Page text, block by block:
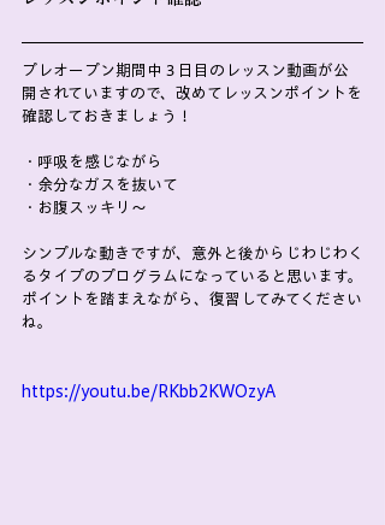
プレオープン期間中３日目のレッスン動画が公
開されていますので、改めてレッスンポイントを
確認しておきましょう！
・呼吸を感じながら
・余分なガスを抜いて
・お腹スッキリ〜
シンプルな動きですが、意外と後からじわじわく
るタイプのプログラムになっていると思います。
ポイントを踏まえながら、復習してみてください
ね。
https://youtu.be/RKbb2KWOzyA